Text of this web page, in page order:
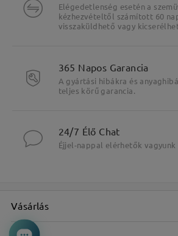
Elégedetlenség esetén a
kézhezvételtől számított 60
visszaküldhető vagy
365 Napos Garancia
A gyártási hibákra és
teljes körű garancia.
24/7 Élő Chat
Éjjel-nappal elérhetők vagyunk
Vásárlás